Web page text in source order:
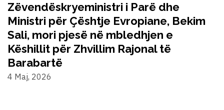
Zëvendëskryeministri i Parë dhe
Ministri për Çështje Evropiane, Bekim
Sali, mori pjesë në mbledhjen e
Këshillit për Zhvillim Rajonal të
Barabartë
4 Maj, 2026